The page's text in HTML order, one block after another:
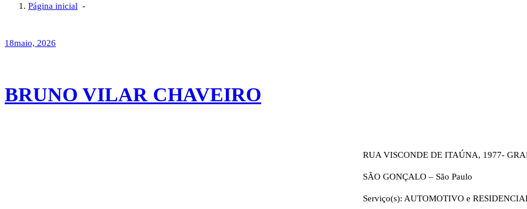
Página inicial -
18maio, 2026
BRUNO VILAR CHAVEIRO
RUA VISCONDE DE ITAÚNA, 1977-
SÃO GONÇALO – São Paulo
Serviço(s): AUTOMOTIVO e